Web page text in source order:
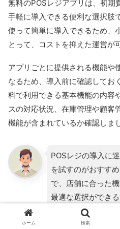
無料のPOSレジアプリは、初期
手軽に導入できる便利な選択肢
使って簡単に導入できるため、
とって、コストを抑えた運営が
アプリごとに提供される機能や
なるため、導入前に確認してお
料で利用できる基本機能の内容
スの対応状況、在庫管理や顧客
機能が含まれているか確認しま
POSレジの導入に
を試すのがおすす
で、店舗に合った
最適な選択ができる
ホーム 検索